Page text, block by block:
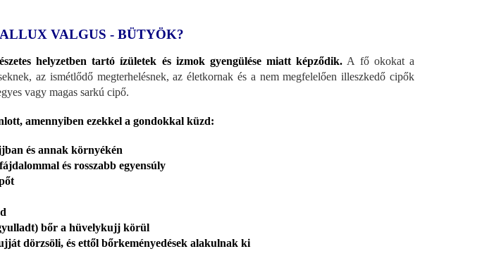
VALGUS - BÜTYÖK?
helyzetben tartó ízületek és izmok gyengülése miatt képződik. A fő okokat a
az ismétlődő megterhelésnek, az életkornak és a nem megfelelően illeszkedő cipők
vagy magas sarkú cipő.
amennyiben ezekkel a gondokkal küzd:
és annak környékén
és rosszabb egyensúly
bőr a hüvelykujj körül
dörzsöli, és ettől bőrkeményedések alakulnak ki